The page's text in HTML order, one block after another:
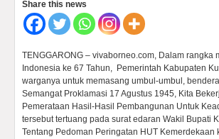
Share this news
TENGGARONG – vivaborneo.com, Dalam
Indonesia ke 67 Tahun, Pemerintah Kabupaten
warganya untuk memasang umbul-umbul,
Semangat Proklamasi 17 Agustus 1945, Kita
Pemerataan Hasil-Hasil Pembangunan Untuk
tersebut tertuang pada surat edaran Wakil Bupati
Tentang Pedoman Peringatan HUT Kemerdekaan